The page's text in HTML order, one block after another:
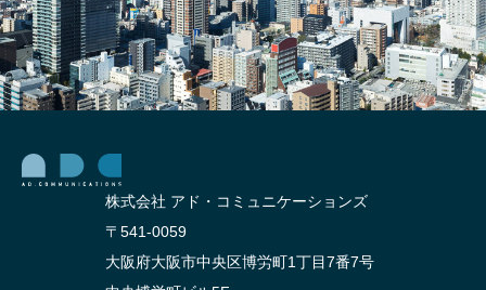
て】
株式会社 アド・コミュニケーションズ
〒541-0059
大阪府大阪市中央区博労町1丁目7番7号